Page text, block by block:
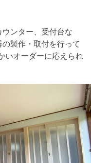
ンター、受付台な
製作・取付を行って
いオーダーに応えられ